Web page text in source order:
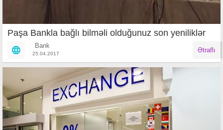
Paşa Bankla bağlı bilməli olduğunuz son yeniliklər
Bank
25.04.2017 Ətraflı